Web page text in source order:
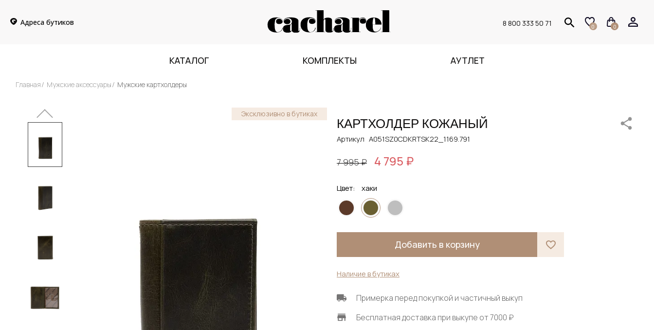
Адреса бутиков 8 800 333 50 71 0 0
КАТАЛОГ КОМПЛЕКТЫ АУТЛЕТ
Главная Мужские аксессуары Мужские картхолдеры
Эксклюзивно в бутиках
КАРТХОЛДЕР КОЖАНЫЙ
Артикул A051SZ0CDKRTSK22_1169.791
7 995 ₽ 4 795 ₽
Цвет: хаки
Добавить в корзину
Наличие в бутиках
Примерка перед покупкой и частичный выкуп
Бесплатная доставка при выкупе от 7000 ₽